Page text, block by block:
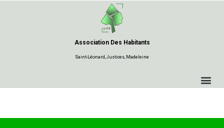
Association Des Habitants
Saint-Léonard, Justices, Madeleine